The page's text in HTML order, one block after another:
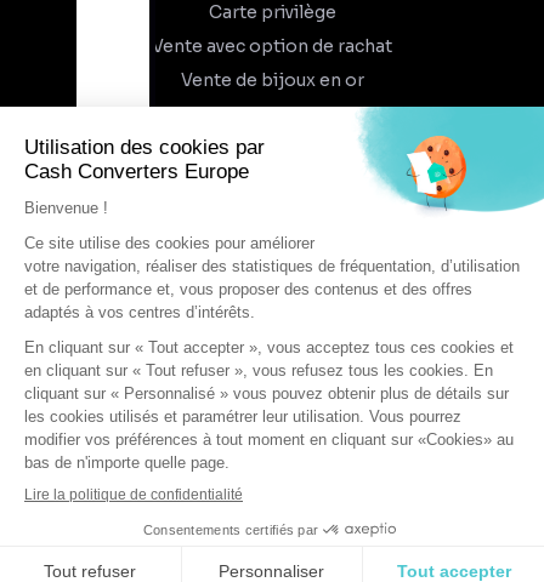
AJOUTER AU PANIER
Carte privilège
Vente avec option de rachat
Vente de bijoux en or
À propos
Recrutement
Trouvez un magasin
Rejoindre l'aventure
DEVENIR FRANCHISÉ
Conditions générales d'utilisation
Protection des données
Mentions légales